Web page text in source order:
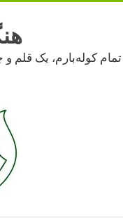
تمام کوله‌بارم، یک قلم